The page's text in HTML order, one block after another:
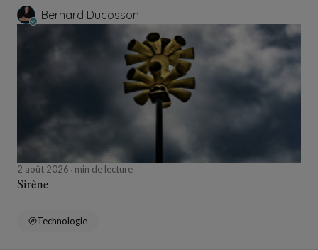
Bernard Ducosson
2 août 2026 min de lecture
Sirène
Technologie